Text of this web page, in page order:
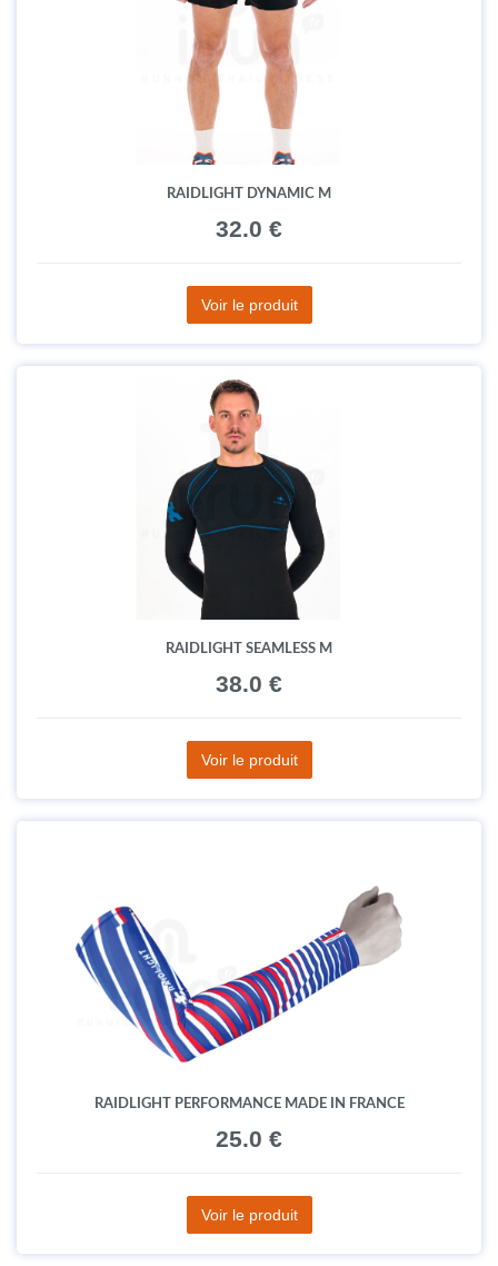
RAIDLIGHT DYNAMIC M
32.0 €
Voir le produit
RAIDLIGHT SEAMLESS M
38.0 €
Voir le produit
RAIDLIGHT PERFORMANCE MADE IN FRANCE
25.0 €
Voir le produit